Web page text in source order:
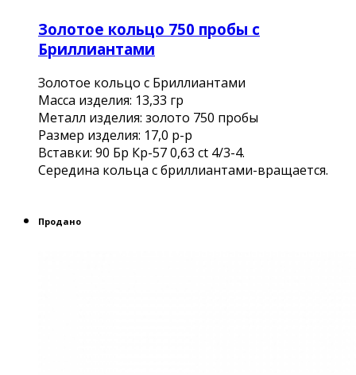
Золотое кольцо 750 пробы с
Бриллиантами
Золотое кольцо с Бриллиантами
Масса изделия: 13,33 гр
Металл изделия: золото 750 пробы
Размер изделия: 17,0 р-р
Вставки: 90 Бр Кр-57 0,63 ct 4/3-4.
Середина кольца с бриллиантами-вращается.
Продано